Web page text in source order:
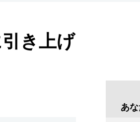
き上げ
あ